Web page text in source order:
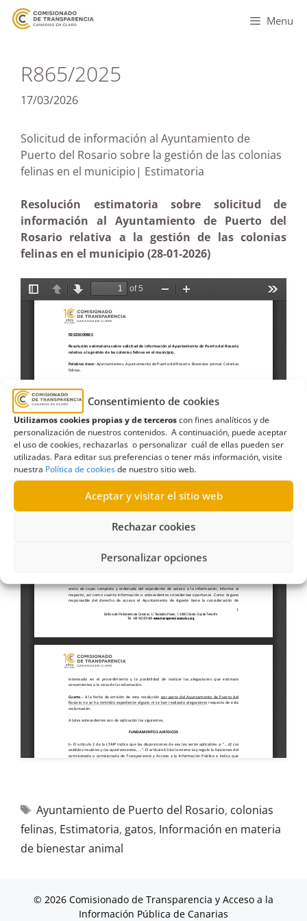
Consentimiento de cookies
Utilizamos cookies propias y de terceroscon fines analíticos y de
personalización de nuestros contenidos. A continuación, puede aceptar
el uso de cookies, rechazarlas o personalizar cuál de ellas pueden ser
utilizadas. Para editar sus preferencias o tener más información, visite
nuestra Política de cookiesde nuestro sitio web.
Aceptar y visitar el sitio web
Rechazar cookies
Personalizar opciones
Menu
R865/2025
17/03/2026
Solicitud de información al Ayuntamiento de
Puerto del Rosario sobre la gestión de las colonias
felinas en el municipio| Estimatoria
Resolución estimatoria sobre solicitud de
información al Ayuntamiento de Puerto del
Rosario relativa a la gestión de las colonias
felinas en el municipio (28-01-2026)
Ayuntamiento de Puerto del Rosario, colonias
felinas, Estimatoria, gatos, Información en materia
de bienestar animal
© 2026 Comisionado de Transparencia y Acceso a la
Información Pública de Canarias